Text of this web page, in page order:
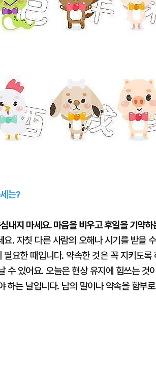
는?
내지 마세요. 마음을 비우고 후일을 기약하
. 자칫 다른 사람의 오해나 시기를 받을
요한 때입니다. 약속한 것은 꼭 지키도록
있어요. 오늘은 현상 유지에 힘쓰는 것
는 날입니다. 남의 말이나 약속을 함부